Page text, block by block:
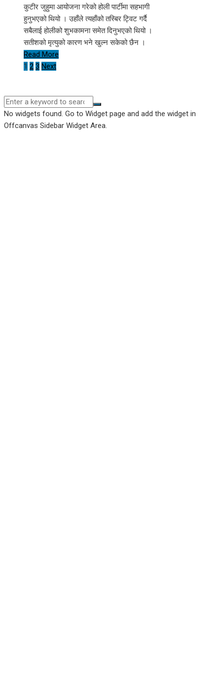
कुटीर जुहुमा आयोजना गरेको होली पार्टीमा सहभागी
हुनुभएको थियो । उहाँले त्यहाँको तस्बिर ट्विट गर्दै
सबैलाई होलीको शुभकामना समेत दिनुभएको थियो ।
सतीशको मृत्युको कारण भने खुल्न सकेको छैन ।
Read More
Posts
pagination
1 2 3 Next
No widgets found. Go to Widget page and add the widget in
Offcanvas Sidebar Widget Area.